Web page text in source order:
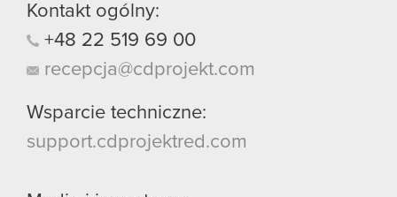
Kontakt ogólny:
+48 22 519 69 00
recepcja@cdprojekt.com
Wsparcie techniczne:
support.cdprojektred.com